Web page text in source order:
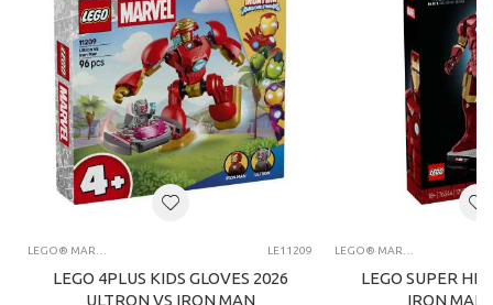
LEGO® MARVEL SUPER HERO™ LE11209
LEGO 4PLUS KIDS GLOVES 2026
ULTRON VS IRON MAN
LEGO® MARVEL SUPER HERO™
LEGO SUPER
IRON MAN